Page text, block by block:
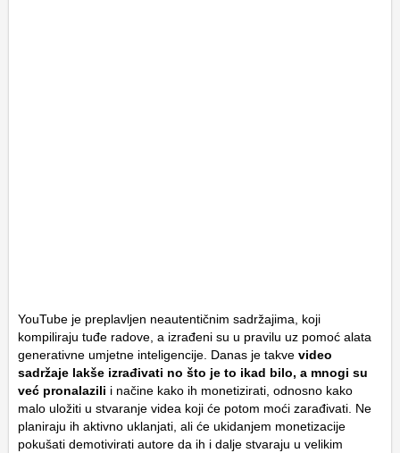
YouTube je preplavljen neautentičnim sadržajima, koji
kompiliraju tuđe radove, a izrađeni su u pravilu uz pomoć alata
generativne umjetne inteligencije. Danas je takve video
sadržaje lakše izrađivati no što je to ikad bilo, a mnogi su
već pronalazili i načine kako ih monetizirati, odnosno kako
malo uložiti u stvaranje videa koji će potom moći zarađivati. Ne
planiraju ih aktivno uklanjati, ali će ukidanjem monetizacije
pokušati demotivirati autore da ih i dalje stvaraju u velikim